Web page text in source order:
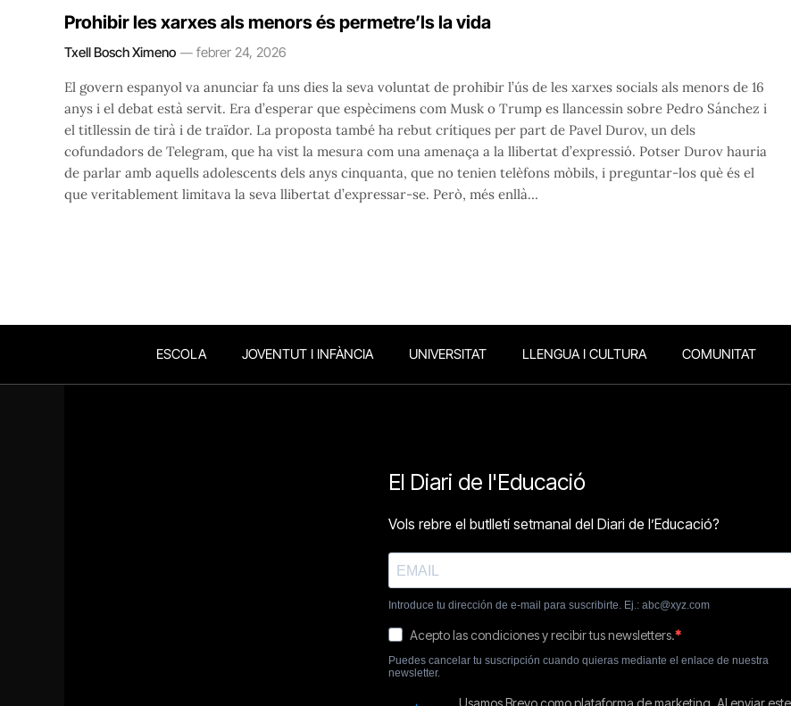
Prohibir les xarxes als menors és permetre’ls la vida
Txell Bosch Ximeno febrer 24, 2026
El govern espanyol va anunciar fa uns dies la seva voluntat de prohibir l’ús de les xarxes socials als menors de 16
anys i el debat està servit. Era d’esperar que espècimens com Musk o Trump es llancessin sobre Pedro Sánchez i
el titllessin de tirà i de traïdor. La proposta també ha rebut crítiques per part de Pavel Durov, un dels
cofundadors de Telegram, que ha vist la mesura com una amenaça a la llibertat d’expressió. Potser Durov hauria
de parlar amb aquells adolescents dels anys cinquanta, que no tenien telèfons mòbils, i preguntar-los què és el
que veritablement limitava la seva llibertat d’expressar-se. Però, més enllà…
ESCOLA JOVENTUT I INFÀNCIA UNIVERSITAT LLENGUA I CULTURA COMUNITAT